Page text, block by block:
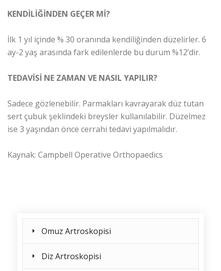
KENDİLİĞİNDEN GEÇER Mİ?
İlk 1 yıl içinde % 30 oranında kendiliğinden düzelirler. 6
ay-2 yaş arasında fark edilenlerde bu durum %12’dir.
TEDAVİSİ NE ZAMAN VE NASIL YAPILIR?
Sadece gözlenebilir. Parmakları kavrayarak düz tutan
sert çubuk şeklindeki breysler kullanılabilir. Düzelmez
ise 3 yaşından önce cerrahi tedavi yapılmalıdır.
Kaynak: Campbell Operative Orthopaedics
Omuz Artroskopisi
Diz Artroskopisi